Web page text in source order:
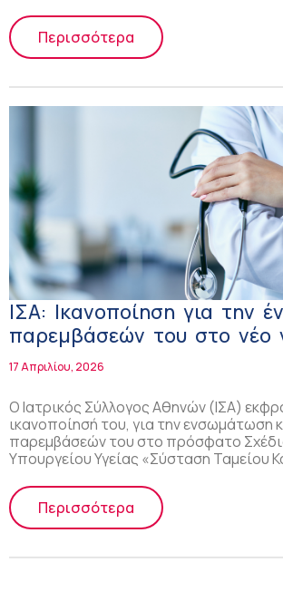
Περισσότερα
ΙΣΑ: Ικανοποίηση για την
παρεμβάσεών του στο νέο
του υπ. Υγείας
17 Απριλίου, 2026
Ο Ιατρικός Σύλλογος Αθηνών (ΙΣΑ)
ικανοποίησή του, για την ενσωμάτωση
παρεμβάσεών του στο πρόσφατο
Υπουργείου Υγείας «Σύσταση Ταμείου
Περισσότερα